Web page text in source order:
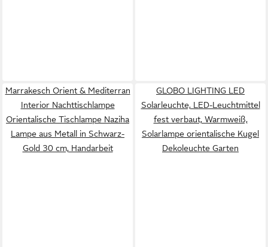
Marrakesch Orient & Mediterran
Interior Nachttischlampe
Orientalische Tischlampe Naziha
Lampe aus Metall in Schwarz-
Gold 30 cm, Handarbeit
GLOBO LIGHTING LED
Solarleuchte, LED-Leuchtmittel
fest verbaut, Warmweiß,
Solarlampe orientalische Kugel
Dekoleuchte Garten